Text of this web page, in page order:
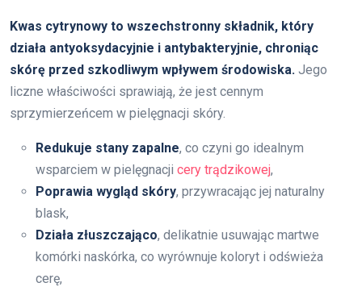
Kwas cytrynowy to wszechstronny składnik, który
działa antyoksydacyjnie i antybakteryjnie, chroniąc
skórę przed szkodliwym wpływem środowiska. Jego
liczne właściwości sprawiają, że jest cennym
sprzymierzeńcem w pielęgnacji skóry.
Redukuje stany zapalne, co czyni go idealnym
wsparciem w pielęgnacji cery trądzikowej,
Poprawia wygląd skóry, przywracając jej naturalny
blask,
Działa złuszczająco, delikatnie usuwając martwe
komórki naskórka, co wyrównuje koloryt i odświeża
cerę,